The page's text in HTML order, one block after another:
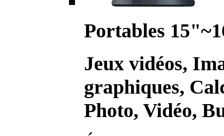
Portables
Jeux vidéos,
graphiques,
Photo, Vidéo,